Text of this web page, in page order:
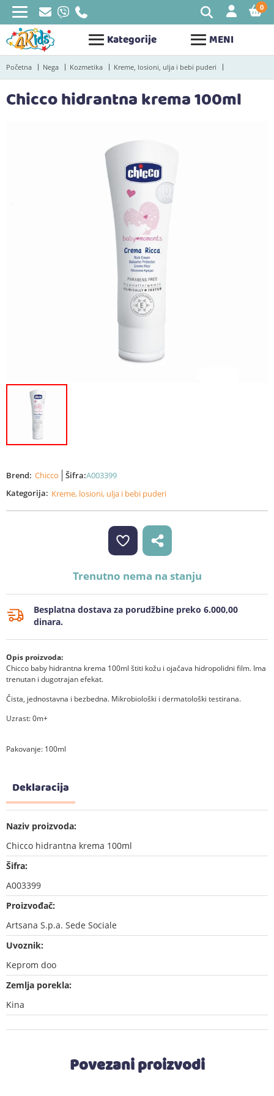
Kategorije MENI
0
Početna Nega Kozmetika Kreme, losioni, ulja i bebi puderi
Chicco hidrantna krema 100ml
Brend: Chicco Šifra:A003399
Kategorija: Kreme, losioni, ulja i bebi puderi
Trenutno nema na stanju
Besplatna dostava za porudžbine preko 6.000,00
dinara.
Opis proizvoda:
Chicco baby hidrantna krema 100ml štiti kožu i ojačava hidropolidni film. Ima
trenutan i dugotrajan efekat.
Čista, jednostavna i bezbedna. Mikrobiološki i dermatološki testirana.
Uzrast: 0m+
Pakovanje: 100ml
Deklaracija
Naziv proizvoda:
Chicco hidrantna krema 100ml
Šifra:
A003399
Proizvođač:
Artsana S.p.a. Sede Sociale
Uvoznik:
Keprom doo
Zemlja porekla:
Kina
Povezani proizvodi